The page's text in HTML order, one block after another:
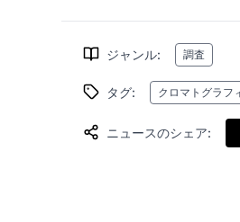
ジャンル: 調査
タグ: クロマトグラフ
ニュースのシェア: